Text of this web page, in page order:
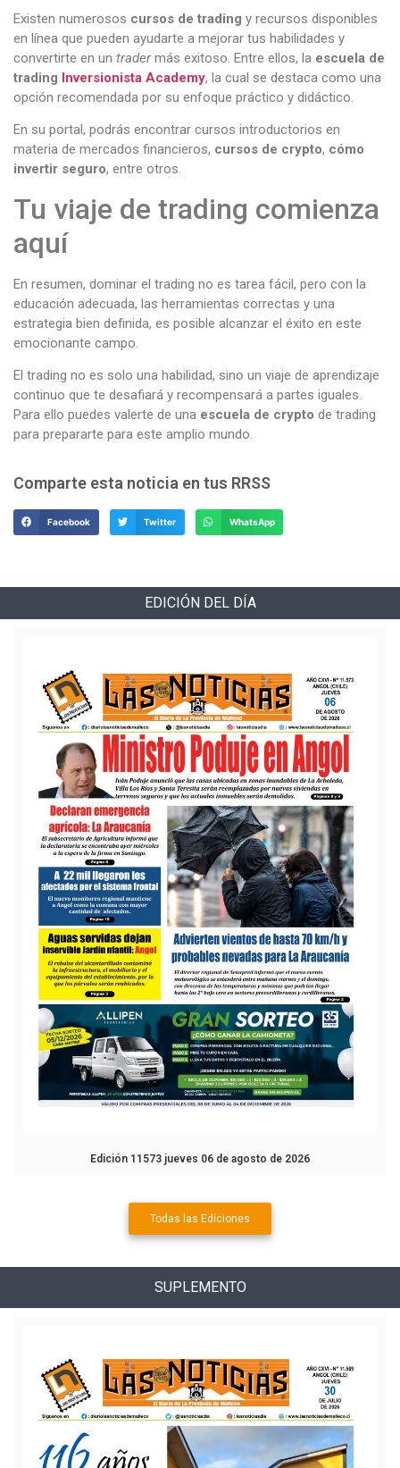
Existen numerosos cursos de trading y recursos disponibles
en línea que pueden ayudarte a mejorar tus habilidades y
convertirte en un tradermás exitoso. Entre ellos, la escuela de
trading Inversionista Academy, la cual se destaca como una
opción recomendada por su enfoque práctico y didáctico.
En su portal, podrás encontrar cursos introductorios en
materia de mercados financieros, cursos de crypto, cómo
invertir seguro, entre otros.
Tu viaje de trading comienza
aquí
En resumen, dominar el trading no es tarea fácil, pero con la
educación adecuada, las herramientas correctas y una
estrategia bien definida, es posible alcanzar el éxito en este
emocionante campo.
El trading no es solo una habilidad, sino un viaje de aprendizaje
continuo que te desafiará y recompensará a partes iguales.
Para ello puedes valerte de una escuela de crypto de trading
para prepararte para este amplio mundo.
Comparte esta noticia en tus RRSS
Facebook Twitter WhatsApp
EDICIÓN DEL DÍA
Edición 11573 jueves 06 de agosto de 2026
Todas las Ediciones
SUPLEMENTO